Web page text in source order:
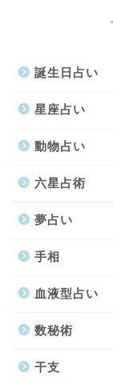
誕生日占い
星座占い
動物占い
六星占術
夢占い
手相
血液型占い
数秘術
干支